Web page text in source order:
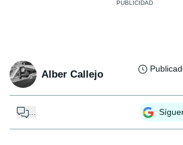
Alber Callejo
...